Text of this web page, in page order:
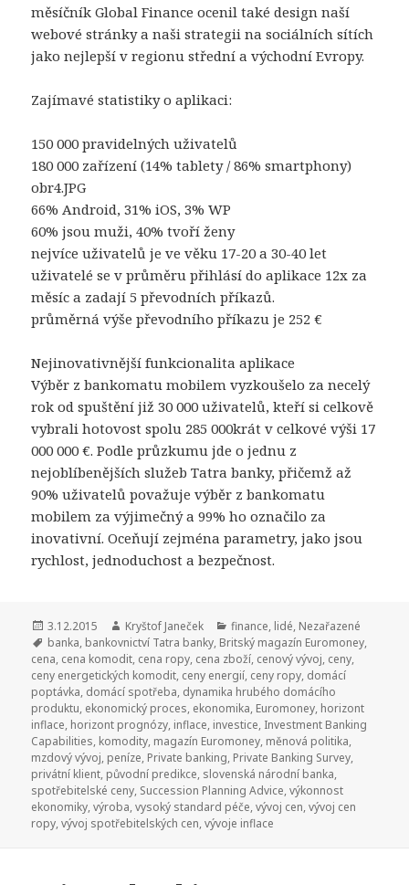
měsíčník Global Finance ocenil také design naší
webové stránky a naši strategii na sociálních sítích
jako nejlepší v regionu střední a východní Evropy.
Zajímavé statistiky o aplikaci:
150 000 pravidelných uživatelů
180 000 zařízení (14% tablety / 86% smartphony)
obr4.JPG
66% Android, 31% iOS, 3% WP
60% jsou muži, 40% tvoří ženy
nejvíce uživatelů je ve věku 17-20 a 30-40 let
uživatelé se v průměru přihlásí do aplikace 12x za
měsíc a zadají 5 převodních příkazů.
průměrná výše převodního příkazu je 252 €
Nejinovativnější funkcionalita aplikace
Výběr z bankomatu mobilem vyzkoušelo za necelý
rok od spuštění již 30 000 uživatelů, kteří si celkově
vybrali hotovost spolu 285 000krát v celkové výši 17
000 000 €. Podle průzkumu jde o jednu z
nejoblíbenějších služeb Tatra banky, přičemž až
90% uživatelů považuje výběr z bankomatu
mobilem za výjimečný a 99% ho označilo za
inovativní. Oceňují zejména parametry, jako jsou
rychlost, jednoduchost a bezpečnost.
Publikováno:
3.12.2015 Autor:
Kryštof Janeček Rubriky:
finance, lidé, Nezařazené
Štítky:
banka, bankovnictví Tatra banky, Britský magazín Euromoney,
cena, cena komodit, cena ropy, cena zboží, cenový vývoj, ceny,
ceny energetických komodit, ceny energií, ceny ropy, domácí
poptávka, domácí spotřeba, dynamika hrubého domácího
produktu, ekonomický proces, ekonomika, Euromoney, horizont
inflace, horizont prognózy, inflace, investice, Investment Banking
Capabilities, komodity, magazín Euromoney, měnová politika,
mzdový vývoj, peníze, Private banking, Private Banking Survey,
privátní klient, původní predikce, slovenská národní banka,
spotřebitelské ceny, Succession Planning Advice,výkonnost
ekonomiky,výroba,vysoký standard péče,vývoj cen,vývoj cen
ropy,vývoj spotřebitelských cen,vývoje inflace